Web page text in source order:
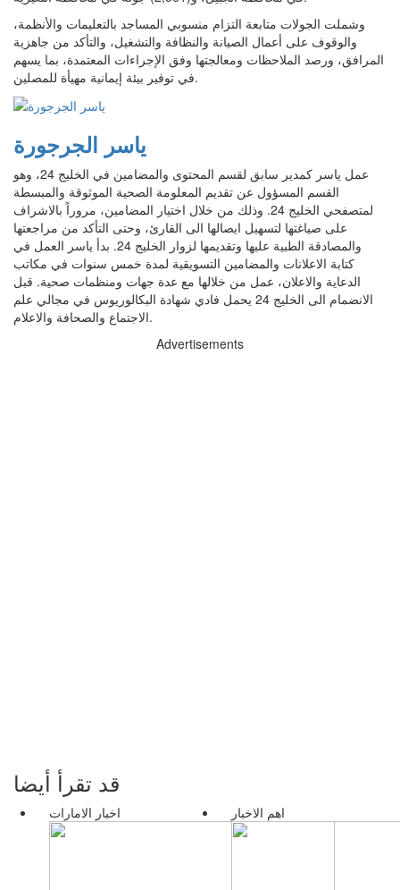
وشملت الجولات متابعة التزام منسوبي المساجد بالتعليمات والأنظمة،
والوقوف على أعمال الصيانة والنظافة والتشغيل، والتأكد من جاهزية
المرافق، ورصد الملاحظات ومعالجتها وفق الإجراءات المعتمدة، بما يسهم
في توفير بيئة إيمانية مهيأة للمصلين.
ياسر الجرجورة
عمل ياسر كمدير سابق لقسم المحتوى والمضامين في الخليج 24، وهو
القسم المسؤول عن تقديم المعلومة الصحية الموثوقة والمبسطة
لمتصفحي الخليج 24. وذلك من خلال اختيار المضامين، مروراً بالاشراف
على صياغتها لتسهيل ايصالها الى القارئ، وحتى التأكد من مراجعتها
والمصادقة الطبية عليها وتقديمها لزوار الخليج 24. بدأ ياسر العمل في
كتابة الاعلانات والمضامين التسويقية لمدة خمس سنوات في مكاتب
الدعاية والاعلان، عمل من خلالها مع عدة جهات ومنظمات صحية. قبل
الانضمام الى الخليج 24 يحمل فادي شهادة البكالوريوس في مجالي علم
الاجتماع والصحافة والاعلام.
Advertisements
قد تقرأ أيضا
اخبار الامارات اهم الاخبار